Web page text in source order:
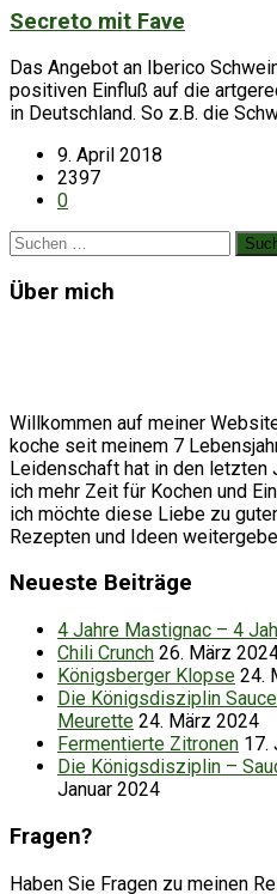
Secreto mit Fave
Das Angebot an Iberico
positiven Einfluß auf die
in Deutschland. So z.B. die
9. April 2018
2397
0
Suchen
Über mich
Willkommen auf meiner
koche seit meinem 7
Leidenschaft hat in den letzten
ich mehr Zeit für Kochen und
ich möchte diese Liebe zu
Rezepten und Ideen
Neueste Beiträge
4 Jahre Mastignac – 4
Chili Crunch 26. März
Königsberger Klopse 24.
Die Königsdisziplin
Meurette 24. März 2024
Fermentierte Zitronen 17.
Die Königsdisziplin –
Januar 2024
Fragen?
Haben Sie Fragen zu meinen